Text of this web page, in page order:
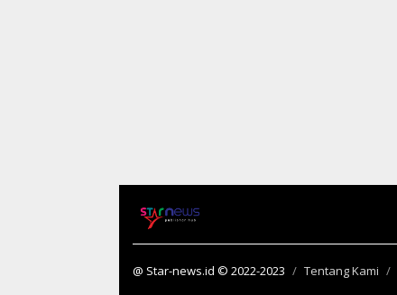
@ Star-news.id © 2022-2023 Tentang Kami